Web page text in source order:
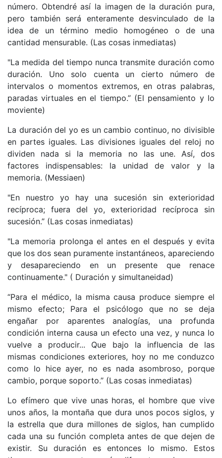
número. Obtendré así la imagen de la duración pura,
pero también será enteramente desvinculado de la
idea de un término medio homogéneo o de una
cantidad mensurable. (Las cosas inmediatas)
"La medida del tiempo nunca transmite duración como
duración. Uno solo cuenta un cierto número de
intervalos o momentos extremos, en otras palabras,
paradas virtuales en el tiempo.” (El pensamiento y lo
moviente)
La duración del yo es un cambio continuo, no divisible
en partes iguales. Las divisiones iguales del reloj no
dividen nada si la memoria no las une. Así, dos
factores indispensables: la unidad de valor y la
memoria. (Messiaen)
"En nuestro yo hay una sucesión sin exterioridad
recíproca; fuera del yo, exterioridad recíproca sin
sucesión.” (Las cosas inmediatas)
"La memoria prolonga el antes en el después y evita
que los dos sean puramente instantáneos, apareciendo
y desapareciendo en un presente que renace
continuamente." ( Duración y simultaneidad)
“Para el médico, la misma causa produce siempre el
mismo efecto; Para el psicólogo que no se deja
engañar por aparentes analogías, una profunda
condición interna causa un efecto una vez, y nunca lo
vuelve a producir... Que bajo la influencia de las
mismas condiciones exteriores, hoy no me conduzco
como lo hice ayer, no es nada asombroso, porque
cambio, porque soporto.” (Las cosas inmediatas)
Lo efímero que vive unas horas, el hombre que vive
unos años, la montaña que dura unos pocos siglos, y
la estrella que dura millones de siglos, han cumplido
cada una su función completa antes de que dejen de
existir. Su duración es entonces lo mismo. Estos